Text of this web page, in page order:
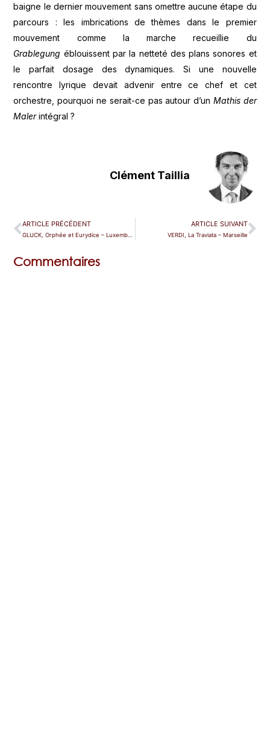
baigne le dernier mouvement sans omettre aucune étape du
parcours : les imbrications de thèmes dans le premier
mouvement comme la marche recueillie du
Grablegung éblouissent par la netteté des plans sonores et
le parfait dosage des dynamiques. Si une nouvelle
rencontre lyrique devait advenir entre ce chef et cet
orchestre, pourquoi ne serait-ce pas autour d’un Mathis der
Malerintégral ?
Clément Taillia
ARTICLE PRÉCÉDENT ARTICLE SUIVANT
VERDI, La Traviata – Marseille
Commentaires